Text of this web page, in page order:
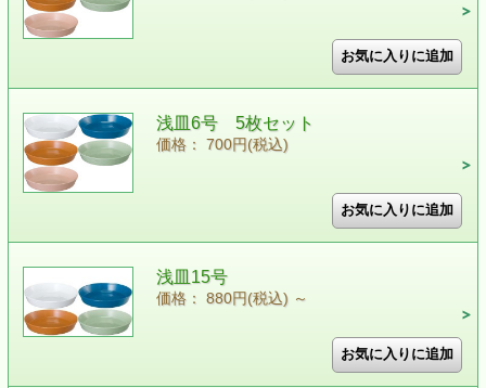
浅皿6号 5枚セット
価格： 700円(税込)
浅皿15号
価格： 880円(税込) ～